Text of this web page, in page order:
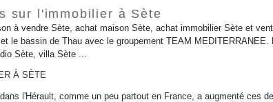
sur l'immobilier à Sète
à vendre Sète, achat maison Sète, achat immobilier Sète et
le bassin de Thau avec le groupement TEAM
Sète, villa Sète ...
À SÈTE
l'Hérault, comme un peu partout en France, a augmenté ces